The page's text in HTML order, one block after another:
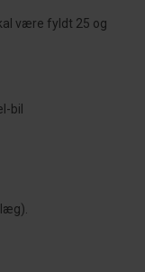
være fyldt 25 og
bil